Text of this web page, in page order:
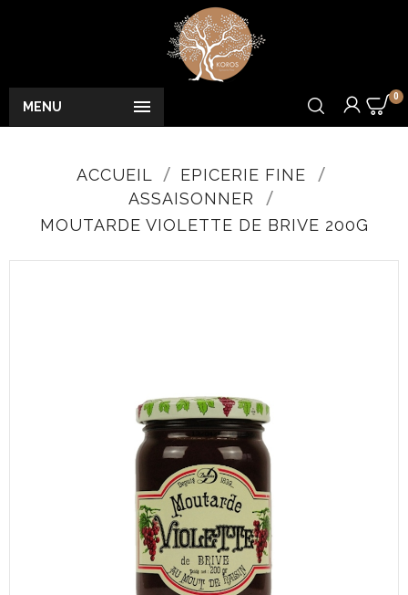

MENU
0
ACCUEIL
EPICERIE FINE
ASSAISONNER
MOUTARDE VIOLETTE DE BRIVE 200G